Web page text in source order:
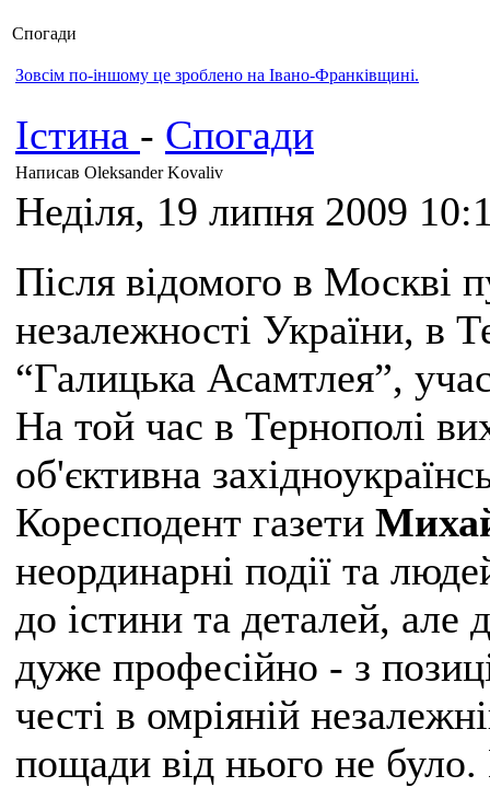
Спогади
Зовсім по-іншому це зроблено на Івано-Франківщині.
Істина - Спогади
Написав Oleksander Kovaliv
Неділя, 19 липня 2009
Після відомого в Москві
незалежності України, в
“Галицька Асамтлея”,
На той час в Тернополі
об'єктивна
Коресподент газети
неординарні події та
до істини та деталей, але
дуже професійно - з
честі в омріяній
пощади від нього не було.